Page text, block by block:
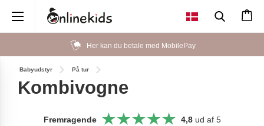
Her kan du betale med MobilePay
Babyudstyr På tur
Kombivogne
Fremragende 4,8ud af 5